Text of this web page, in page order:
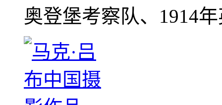
奥登堡考察队、1914